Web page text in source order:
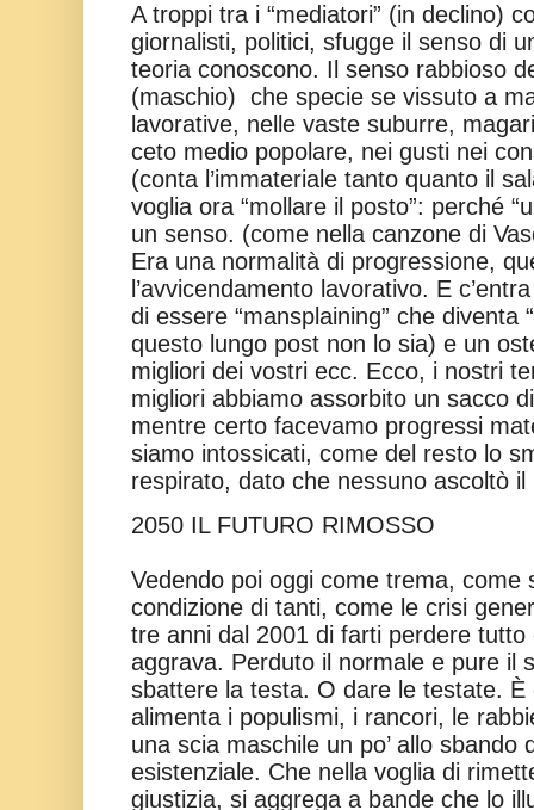
A troppi tra i “mediatori” (in declino)
giornalisti, politici, sfugge il senso di
teoria conoscono. Il senso rabbioso
(maschio) che specie se vissuto a
lavorative, nelle vaste suburre,
ceto medio popolare, nei gusti nei
(conta l’immateriale tanto quanto il
voglia ora “mollare il posto”: perché
un senso. (come nella canzone di
Era una normalità di progressione,
l’avvicendamento lavorativo. E
di essere “mansplaining” che diventa
questo lungo post non lo sia) e un
migliori dei vostri ecc. Ecco, i nostri
migliori abbiamo assorbito un sacco
mentre certo facevamo progressi
siamo intossicati, come del resto lo
respirato, dato che nessuno ascoltò
2050 IL FUTURO RIMOSSO
Vedendo poi oggi come trema, come
condizione di tanti, come le crisi
tre anni dal 2001 di farti perdere
aggrava. Perduto il normale e pure il
sbattere la testa. O dare le testate.
alimenta i populismi, i rancori, le
una scia maschile un po’ allo sbando
esistenziale. Che nella voglia di
giustizia, si aggrega a bande che lo